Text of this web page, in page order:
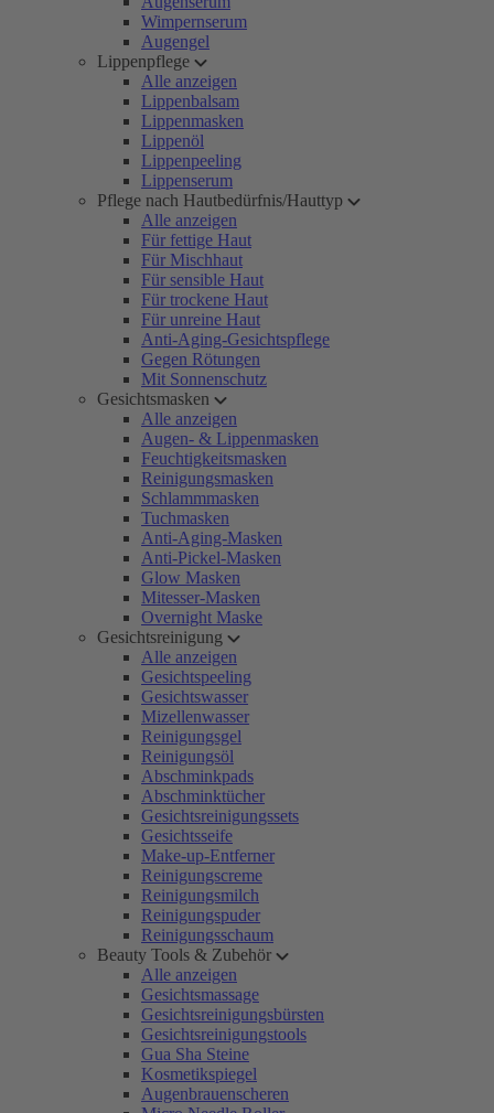
Wimpernserum
Augengel
Lippenpflege
Alle anzeigen
Lippenbalsam
Lippenmasken
Lippenöl
Lippenpeeling
Lippenserum
Pflege nach Hautbedürfnis/Hauttyp
Alle anzeigen
Für fettige Haut
Für Mischhaut
Für sensible Haut
Für trockene Haut
Für unreine Haut
Anti-Aging-Gesichtspflege
Gegen Rötungen
Mit Sonnenschutz
Gesichtsmasken
Alle anzeigen
Augen- & Lippenmasken
Feuchtigkeitsmasken
Reinigungsmasken
Schlammmasken
Tuchmasken
Anti-Aging-Masken
Anti-Pickel-Masken
Glow Masken
Mitesser-Masken
Overnight Maske
Gesichtsreinigung
Alle anzeigen
Gesichtspeeling
Gesichtswasser
Mizellenwasser
Reinigungsgel
Reinigungsöl
Abschminkpads
Abschminktücher
Gesichtsreinigungssets
Gesichtsseife
Make-up-Entferner
Reinigungscreme
Reinigungsmilch
Reinigungspuder
Reinigungsschaum
Beauty Tools & Zubehör
Alle anzeigen
Gesichtsmassage
Gesichtsreinigungsbürsten
Gesichtsreinigungstools
Gua Sha Steine
Kosmetikspiegel
Augenbrauenscheren